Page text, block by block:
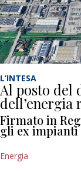
L’INTESA
Al posto del
dell’energia
Firmato in
gli ex impianti
Energia